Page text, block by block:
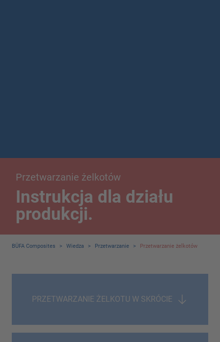
Przetwarzanie żelkotów
Instrukcja dla działu
produkcji.
BÜFA Composites > Wiedza > Przetwarzanie > Przetwarzanie żelkotów
PRZETWARZANIE ŻELKOTU W SKRÓCIE